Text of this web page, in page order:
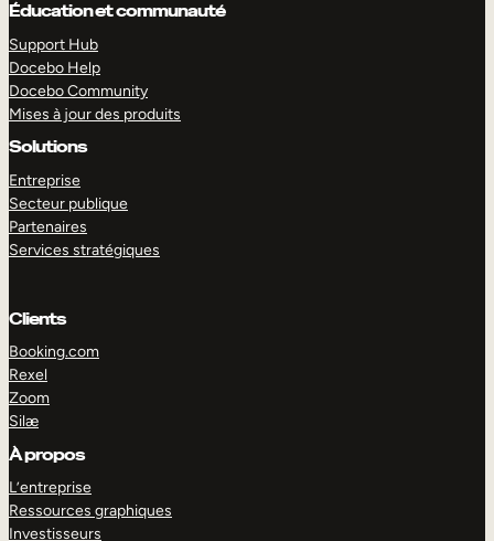
Éducation et communauté
Support Hub
Docebo Help
Docebo Community
Mises à jour des produits
Solutions
Entreprise
Secteur publique
Partenaires
Services stratégiques
Clients
Booking.com
Rexel
Zoom
Silæ
À propos
L’entreprise
Ressources graphiques
Investisseurs